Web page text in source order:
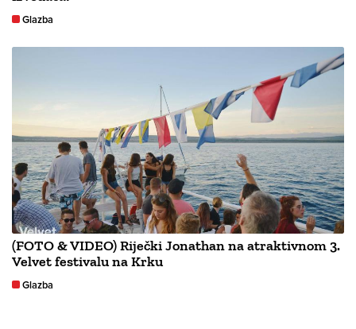
Glazba
(FOTO & VIDEO) Riječki Jonathan na atraktivnom 3.
Velvet festivalu na Krku
Glazba